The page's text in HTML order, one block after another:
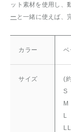
ット素材を使用し、
ー と一緒に使えば、
カラー ベ
サイズ
(
S
L